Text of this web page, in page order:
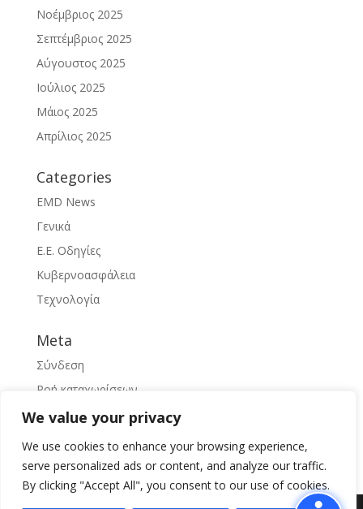
We value your privacy
We use cookies to enhance your browsing experience,
serve personalized ads or content, and analyze our traffic.
By clicking "Accept All", you consent to our use of cookies.
Νοέμβριος 2025
Σεπτέμβριος 2025
Αύγουστος 2025
Ιούλιος 2025
Μάιος 2025
Απρίλιος 2025
Categories
EMD News
Γενικά
Ε.Ε. Οδηγίες
Κυβερνοασφάλεια
Τεχνολογία
Meta
Σύνδεση
Ροή καταχωρίσεων
Ροή σχολίων
WordPress.org